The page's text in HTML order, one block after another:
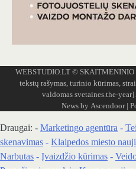
WEBSTUDIO.LT © SKAITMENINIO
tekstų rašymas, turinio kūrimas,
valdomas svetaines.the-year]
News by Ascendoor|
Draugai: - Marketingo agentūra -
skenavimas - Klaipedos miesto
Narbutas - Įvaizdžio kūrimas -